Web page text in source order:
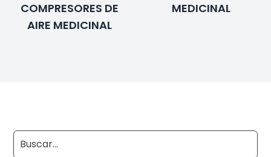
COMPRESORES DE
AIRE MEDICINAL
MEDICINAL